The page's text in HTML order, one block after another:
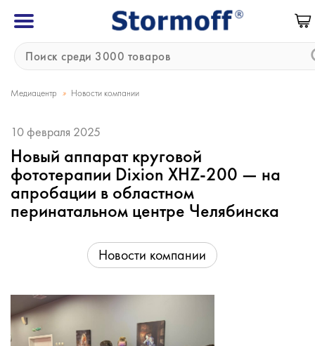
Медиацентр » Новости компании
10 февраля 2025
Новый аппарат круговой
фототерапии Dixion XHZ-200 — на
апробации в областном
перинатальном центре Челябинска
Новости компании